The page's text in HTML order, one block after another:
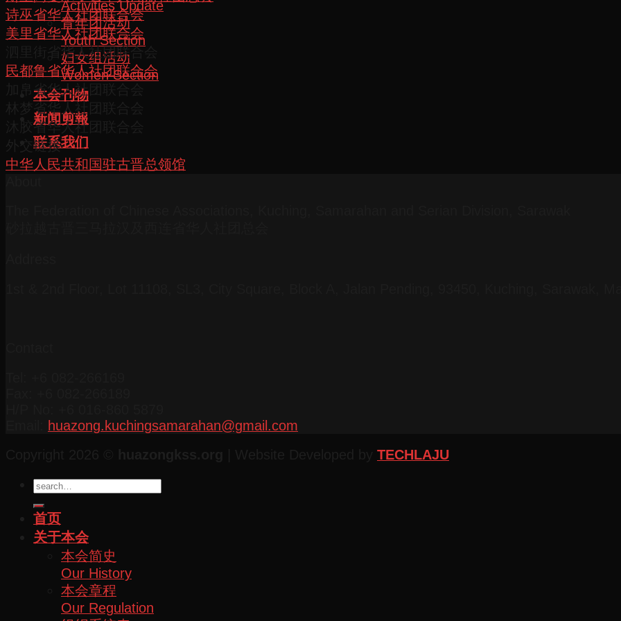
Activities Update
青年团活动
Youth Section
妇女组活动
Women Section
本会刊物
新闻剪報
联系我们
诗巫省华人社团联合会
美里省华人社团联合会
泗里街省华人社团联合会
民都鲁省华人社团联合会
加帛省华人社团联合会
林梦省华人社团联合会
沐胶省华人社团联合会
外交链接
中华人民共和国驻古晋总领馆
huazong.kuchingsamarahan@gmail.com
TECHLAJU
首页
关于本会
本会简史
Our History
本会章程
Our Regulation